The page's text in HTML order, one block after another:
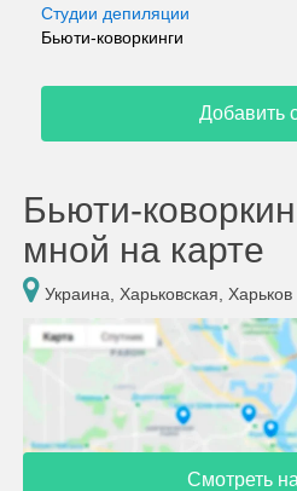
Студии депиляции
Бьюти-коворкинги
Добавить
Бьюти-
мной на карте
Украина, Харьковская, Харьков
Смотреть